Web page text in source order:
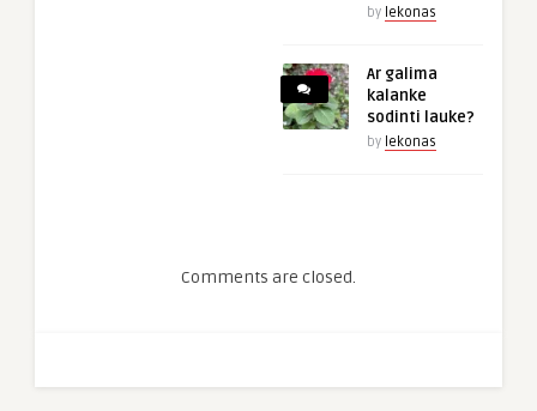
by lekonas
Ar galima
kalanke
sodinti lauke?
by lekonas
Comments are closed.